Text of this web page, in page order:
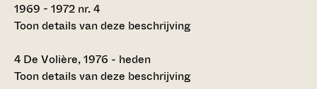
1969 - 1972 nr. 4
Toon details van deze beschrijving
4 De Volière, 1976 - heden
Toon details van deze beschrijving